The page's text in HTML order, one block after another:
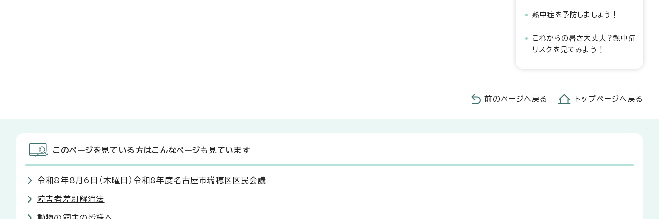
熱中症を予防しましょう！
これからの暑さ大丈夫？熱中症
リスクを見てみよう！
前のページへ戻る トップページへ戻る
このページを見ている方はこんなページも見ています
令和8年8月6日（木曜日）令和8年度名古屋市瑞穂区区民会議
障害者差別解消法